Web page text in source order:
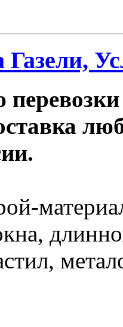
Газели,